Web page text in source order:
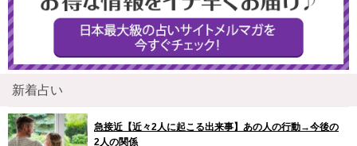
新着占い
急接近【近々2人に起こる出来事】あの人の行動→今後の
2人の関係